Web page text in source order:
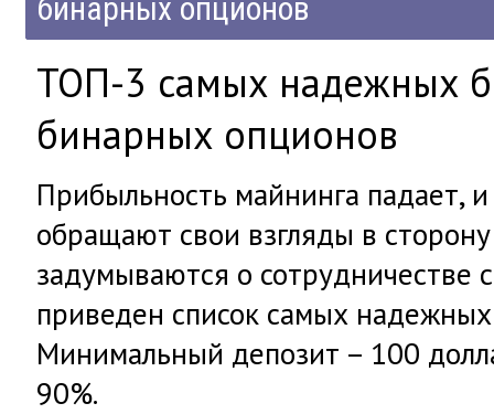
бинарных опционов
ТОП-3 самых надежных
бинарных опционов
Прибыльность майнинга падает,
обращают свои взгляды в
задумываются о сотрудничестве
приведен список самых
Минимальный депозит – 100
90%.